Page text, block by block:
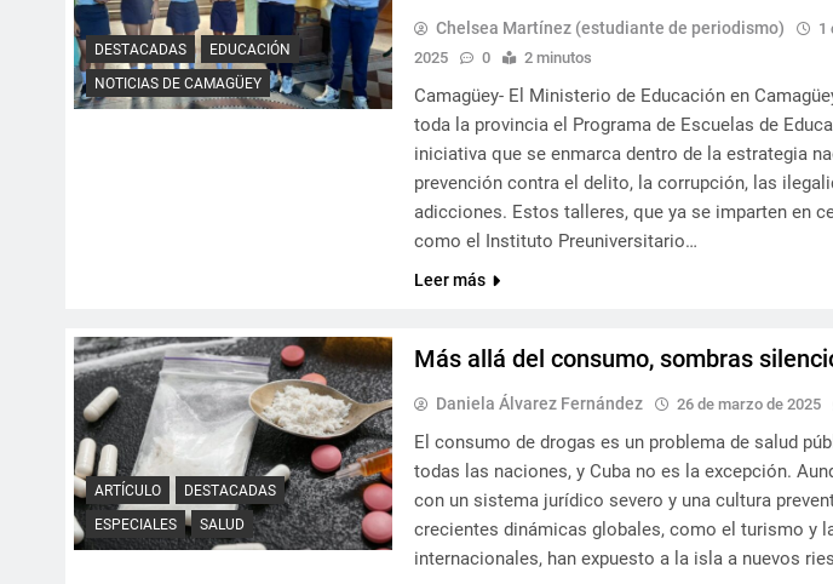
DESTACADAS
EDUCACIÓN
NOTICIAS DE CAMAGÜEY
Chelsea Martínez (estudiante de periodismo)
1
2025
0 2 minutos
Camagüey- El Ministerio de Educación en
toda la provincia el Programa de Escuelas de
iniciativa que se enmarca dentro de la estrategia
prevención contra el delito, la corrupción, las
adicciones. Estos talleres, que ya se imparten en
como el Instituto Preuniversitario…
Leer más
ARTÍCULO
DESTACADAS
ESPECIALES
SALUD
Más allá del consumo, sombras
Daniela Álvarez Fernández 26 de marzo de 2025
El consumo de drogas es un problema de salud
todas las naciones, y Cuba no es la excepción.
con un sistema jurídico severo y una cultura
crecientes dinámicas globales, como el turismo y
internacionales, han expuesto a la isla a nuevos